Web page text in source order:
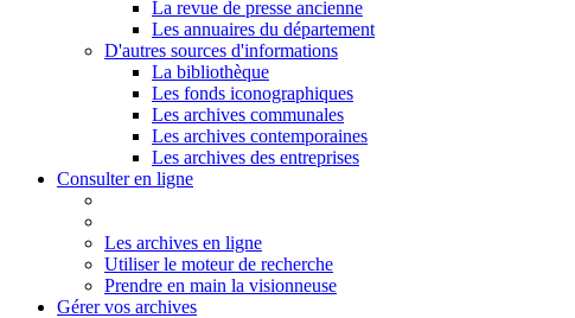
La revue de presse ancienne
Les annuaires du département
D'autres sources d'informations
La bibliothèque
Les fonds iconographiques
Les archives communales
Les archives contemporaines
Les archives des entreprises
Consulter en ligne
Les archives en ligne
Utiliser le moteur de recherche
Prendre en main la visionneuse
Gérer vos archives